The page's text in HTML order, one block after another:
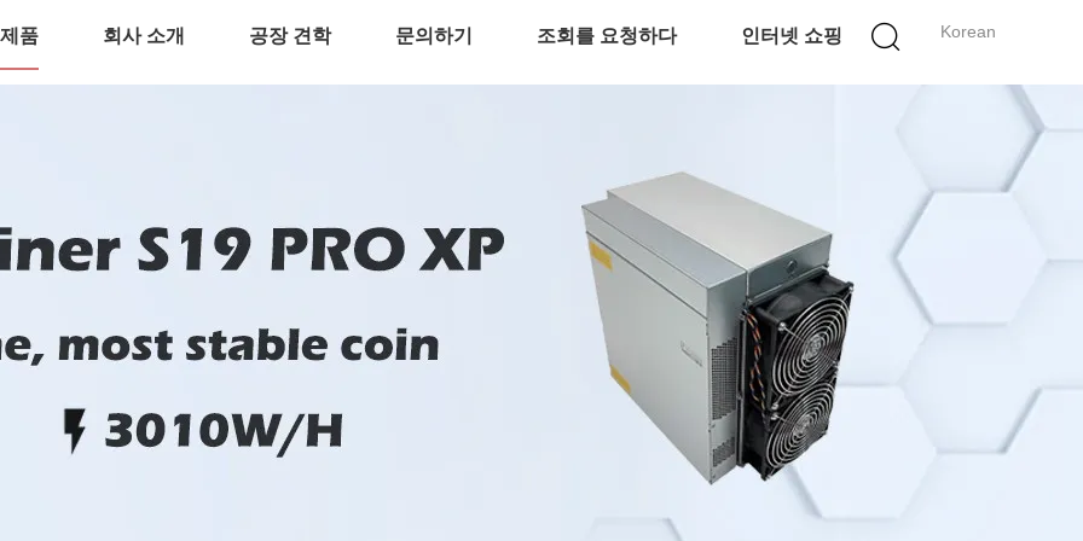
Korean
제품 회사 소개 공장 견학 문의하기 조회를 요청하다 인터넷 쇼핑